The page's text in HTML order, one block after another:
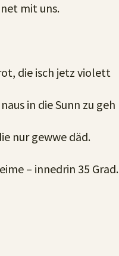
mit uns.
die isch jetz violett
in die Sunn zu geh
nur gewwe däd.
– innedrin 35 Grad.